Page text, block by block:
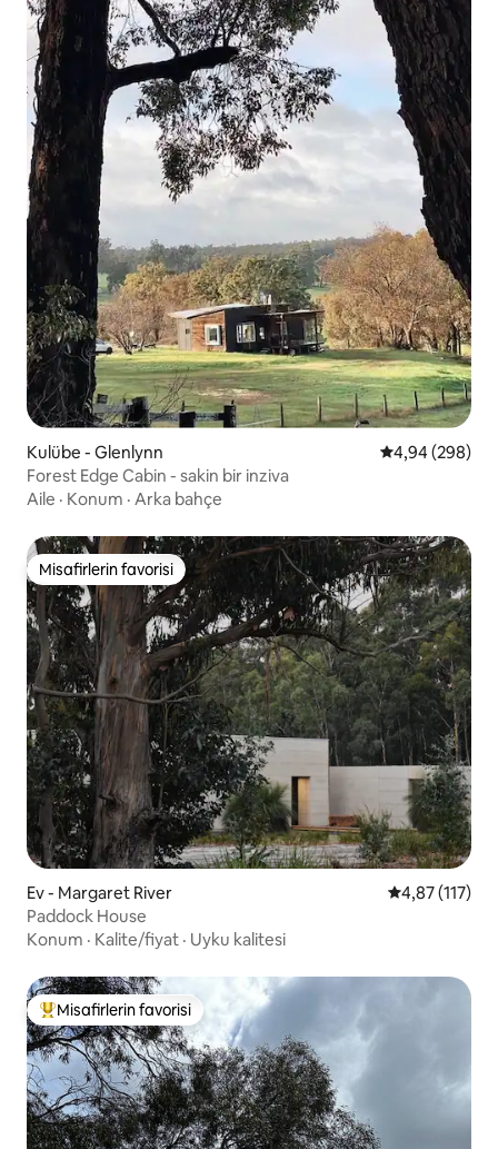
Kulübe - Glenlynn 5 üzerinden
4,94 (298)
Forest Edge Cabin - sakin bir inziva
Aile · Konum · Arka bahçe
Misafirlerin favorisi
Misafirlerin favorisi
Ev - Margaret River 5 üzerinden
4,87 (117)
Paddock House
Konum · Kalite/fiyat · Uyku kalitesi
Misafirlerin favorilerinden en beğenilenler arasında
Misafirlerin favorisi